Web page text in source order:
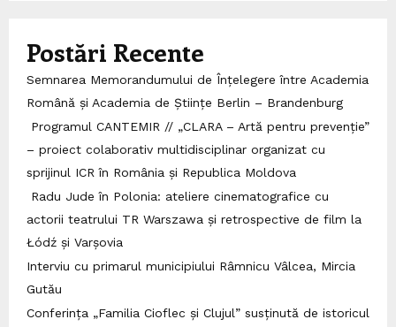
Postări Recente
Semnarea Memorandumului de Înțelegere între Academia
Română și Academia de Științe Berlin – Brandenburg
Programul CANTEMIR // „CLARA – Artă pentru prevenție”
– proiect colaborativ multidisciplinar organizat cu
sprijinul ICR în România și Republica Moldova
Radu Jude în Polonia: ateliere cinematografice cu
actorii teatrului TR Warszawa și retrospective de film la
Łódź și Varșovia
Interviu cu primarul municipiului Râmnicu Vâlcea, Mircia
Gutău
Conferința „Familia Cioflec și Clujul” susținută de istoricul